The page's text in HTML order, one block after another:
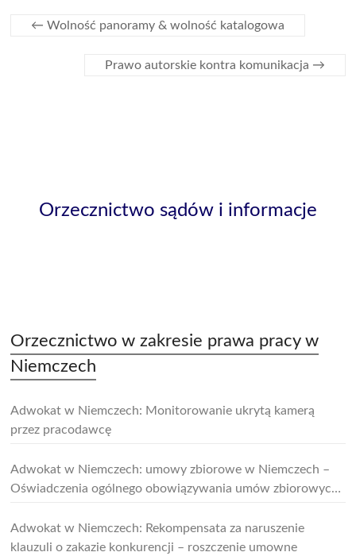
← Wolność panoramy & wolność katalogowa
Prawo autorskie kontra komunikacja →
Orzecznictwo sądów i informacje
Orzecznictwo w zakresie prawa pracy w
Niemczech
Adwokat w Niemczech: Monitorowanie ukrytą kamerą
przez pracodawcę
Adwokat w Niemczech: umowy zbiorowe w Niemczech –
Oświadczenia ogólnego obowiązywania umów zbiorowych
Adwokat w Niemczech: Rekompensata za naruszenie
klauzuli o zakazie konkurencji – roszczenie umowne